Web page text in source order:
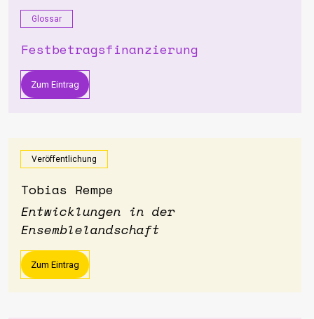
Glossar
Festbetragsfinanzierung
Zum Eintrag
Veröffentlichung
Tobias Rempe
Entwicklungen in der
Ensemblelandschaft
Zum Eintrag